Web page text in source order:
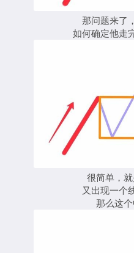
那问题来了
如何确定他走
很简单，
又出现一个
那么这